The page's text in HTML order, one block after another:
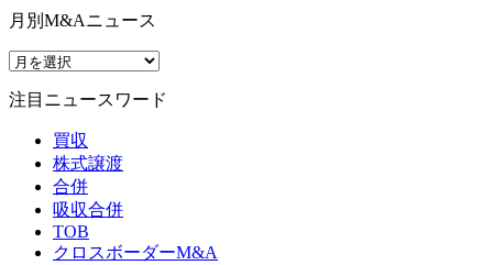
月別M&Aニュース
注目ニュースワード
買収
株式譲渡
合併
吸収合併
TOB
クロスボーダーM&A